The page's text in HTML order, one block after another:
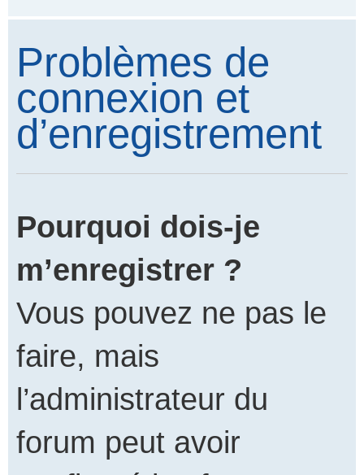
Problèmes de
connexion et
d’enregistrement
Pourquoi dois-je
m’enregistrer ?
Vous pouvez ne pas le
faire, mais
l’administrateur du
forum peut avoir